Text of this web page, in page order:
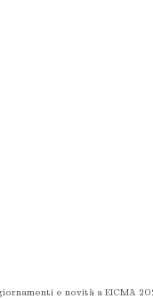
e novità a EICMA